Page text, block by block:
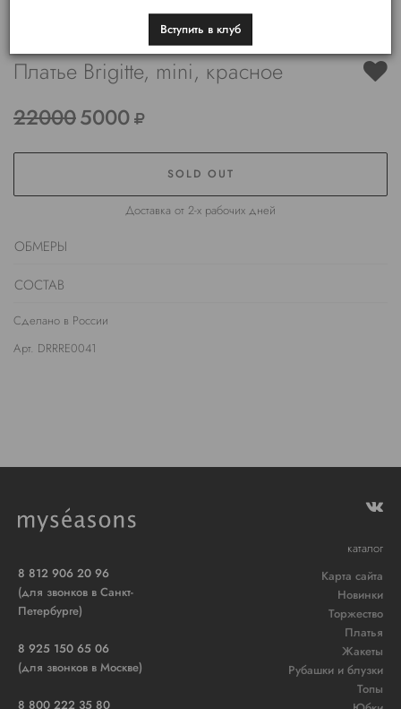
Платье Brigitte, mini, красное
220005000
SOLD OUT
Доставка от 2-х рабочих дней
ОБМЕРЫ
СОСТАВ
Сделано в России
Арт. DRRRE0041
8 812 906 20 96
(для звонков в Санкт-
Петербурге)
8 925 150 65 06
(для звонков в Москве)
8 800 222 35 80
каталог
Карта сайта
Новинки
Торжество
Платья
Жакеты
Рубашки и блузки
Топы
Вступить в клуб